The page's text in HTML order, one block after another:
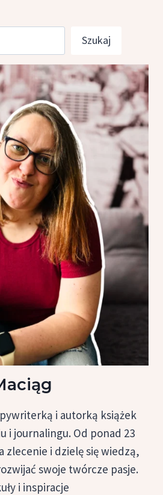
Szukaj
i autorką książek
i journalingu. Od ponad 23
zlecenie i dzielę się wiedzą,
swoje twórcze pasje.
i inspiracje